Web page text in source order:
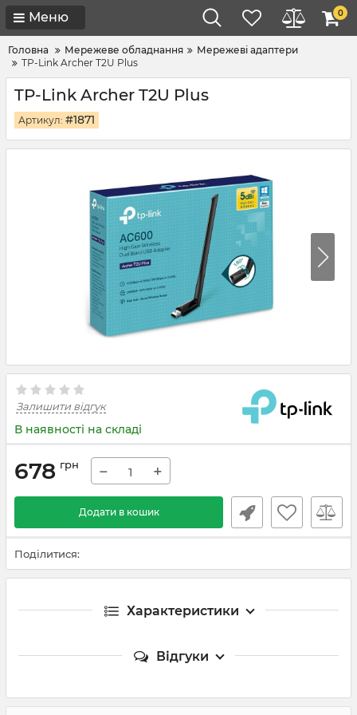
Меню 0
Головна Мережеве обладнання
Мережеві адаптери
TP-Link Archer T2U Plus
TP-Link Archer T2U Plus
Артикул: #1871
Залишити відгук
В наявності на складі
678 грн − +
Додати в кошик
Поділитися:
Характеристики
Відгуки